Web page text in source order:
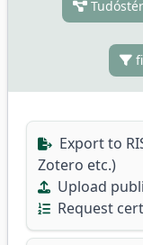
Export to
Zotero etc.)
Upload
Request